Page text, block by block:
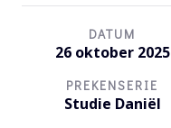
DATUM
26 oktober 2025
PREKENSERIE
Studie Daniël